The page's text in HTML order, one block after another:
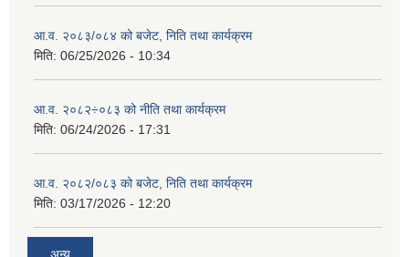
आ.व. २०८३/०८४ को बजेट, निति तथा कार्यक्रम
मिति: 06/25/2026 - 10:34
आ.व. २०८२÷०८३ को नीति तथा कार्यक्रम
मिति: 06/24/2026 - 17:31
आ.व. २०८२/०८३ को बजेट, निति तथा कार्यक्रम
मिति: 03/17/2026 - 12:20